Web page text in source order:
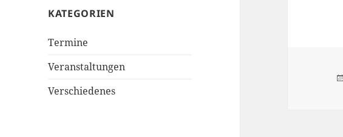
KATEGORIEN
Termine
Veranstaltungen
Verschiedenes